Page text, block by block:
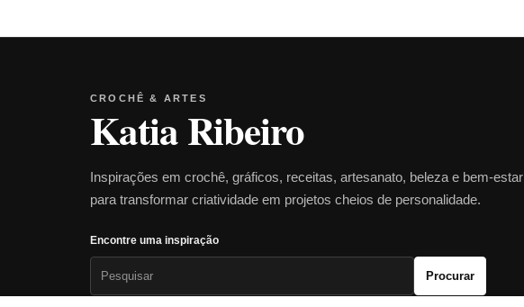
CROCHÊ & ARTES
Katia Ribeiro
Inspirações em crochê, gráficos, receitas, artesanato, beleza e bem-estar
para transformar criatividade em projetos cheios de personalidade.
Encontre uma inspiração
Procurar